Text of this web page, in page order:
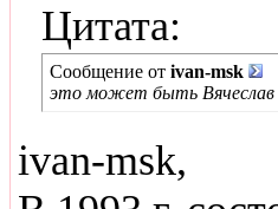
Цитата:
Сообщение от ivan-msk
это может быть Вячеслав
ivan-msk,